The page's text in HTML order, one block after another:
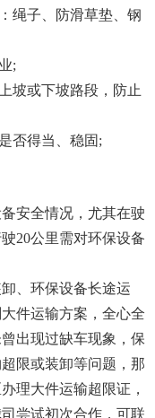
子、防滑草垫、钢
;
或下坡路段，防止
否得当、稳固;
安全情况，尤其在驶
20公里需对环保设备
、环保设备长途运
件运输方案，全心全
出现过缺车现象，保
限或装卸等问题，那
理大件运输超限证，
尝试初次合作，可联